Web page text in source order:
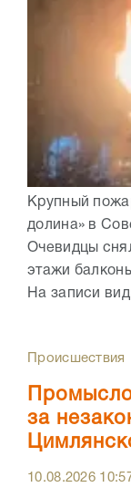
Крупный
долина» в
Очевидцы
этажи
На записи
Происшествия
за
10.08.2026